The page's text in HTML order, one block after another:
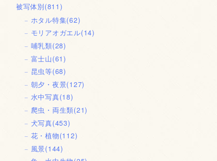
被写体別(811)
ホタル特集(62)
モリアオガエル(14)
哺乳類(28)
富士山(61)
昆虫等(68)
朝夕・夜景(127)
水中写真(18)
爬虫・両生類(21)
犬写真(453)
花・植物(112)
風景(144)